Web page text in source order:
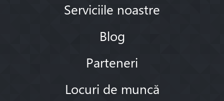
Serviciile noastre
Blog
Parteneri
Locuri de muncă